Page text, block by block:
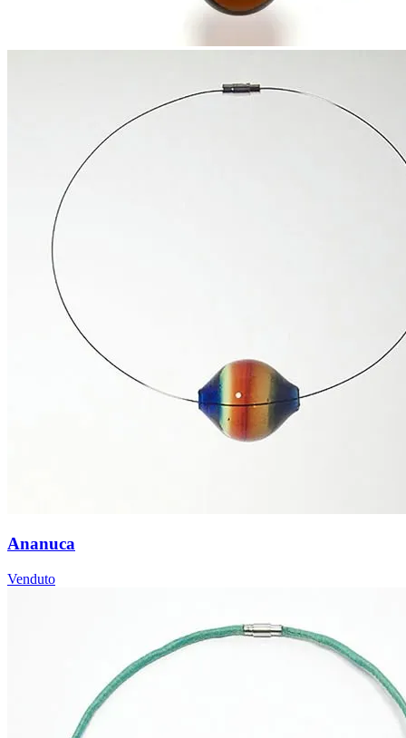
Ananuca
Venduto